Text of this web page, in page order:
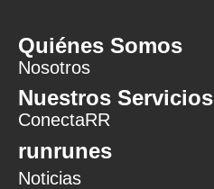
Quiénes Somos
Nosotros
Nuestros Servicios
ConectaRR
runrunes
Noticias